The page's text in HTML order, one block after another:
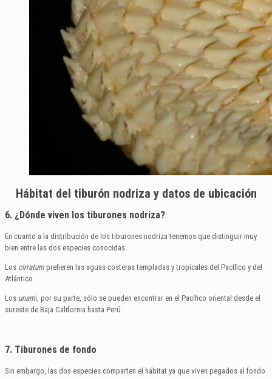
Hábitat del tiburón nodriza y datos de ubicación
6. ¿Dónde viven los tiburones nodriza?
En cuanto a la distribución de los tiburones nodriza tenemos que distinguir muy
bien entre las dos especies conocidas.
Los cirratumprefieren las aguas costeras templadas y tropicales del Pacífico y del
Atlántico.
Los unami, por su parte, sólo se pueden encontrar en el Pacífico oriental desde el
sureste de Baja California hasta Perú.
7. Tiburones de fondo
Sin embargo, las dos especies comparten el hábitat ya que viven pegados al fondo